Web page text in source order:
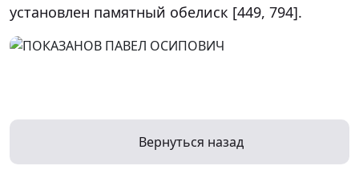
Вернуться назад